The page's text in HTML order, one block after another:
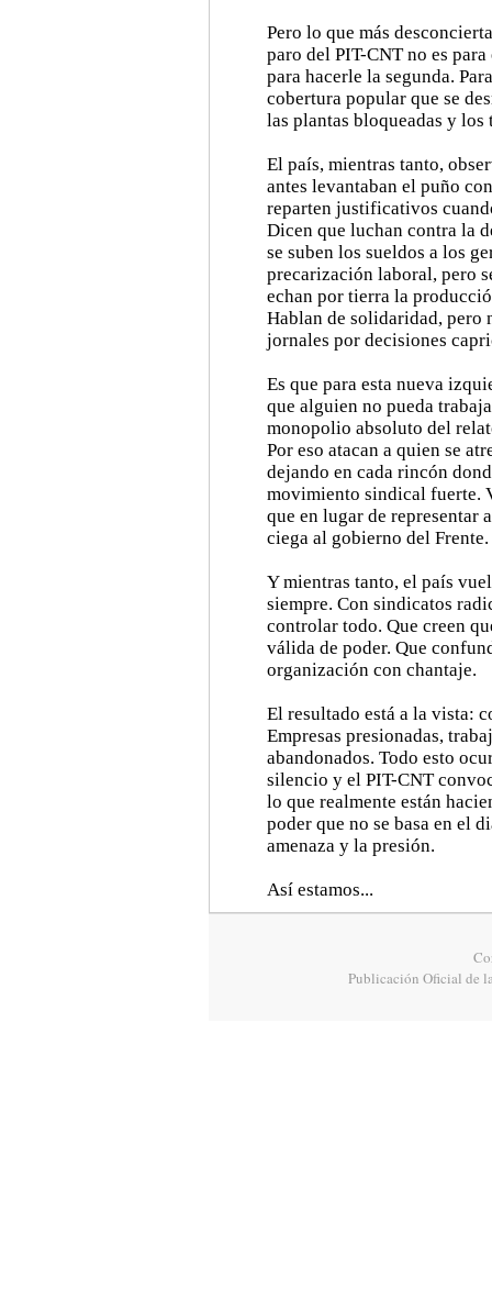
Pero lo que más
paro del PIT-CNT no es
para hacerle la segunda.
cobertura popular que se
las plantas bloqueadas y
El país, mientras tanto,
antes levantaban el puño
reparten justificativos
Dicen que luchan contra la
se suben los sueldos a los
precarización laboral, pero
echan por tierra la
Hablan de solidaridad, pero
jornales por decisiones
Es que para esta nueva
que alguien no pueda
monopolio absoluto del
Por eso atacan a quien se
dejando en cada rincón
movimiento sindical fuerte.
que en lugar de representar
ciega al gobierno del Frente.
Y mientras tanto, el país
siempre. Con sindicatos
controlar todo. Que creen
válida de poder. Que
organización con chantaje.
El resultado está a la vista:
Empresas presionadas,
abandonados. Todo esto
silencio y el PIT-CNT
lo que realmente están
poder que no se basa en el
amenaza y la presión.
Así estamos...
Publicación Oficial de